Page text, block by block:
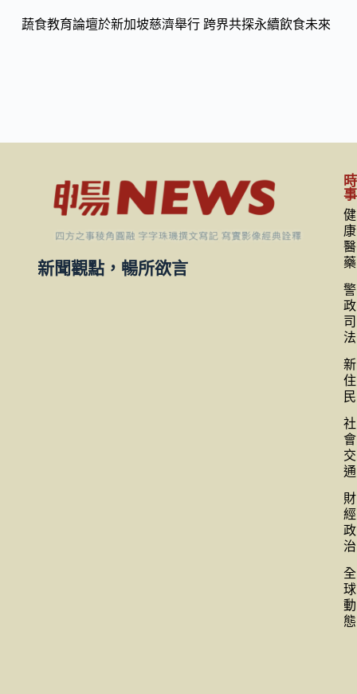
蔬食教育論壇於新加坡慈濟舉行 跨界共探永續飲食未來
新聞觀點，暢所欲言
時
事
健
康
醫
藥
警
政
司
法
新
住
民
社
會
交
通
財
經
政
治
全
球
動
態